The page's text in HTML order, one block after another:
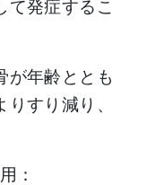
て発症するこ
が年齢ととも
すり減り、
：